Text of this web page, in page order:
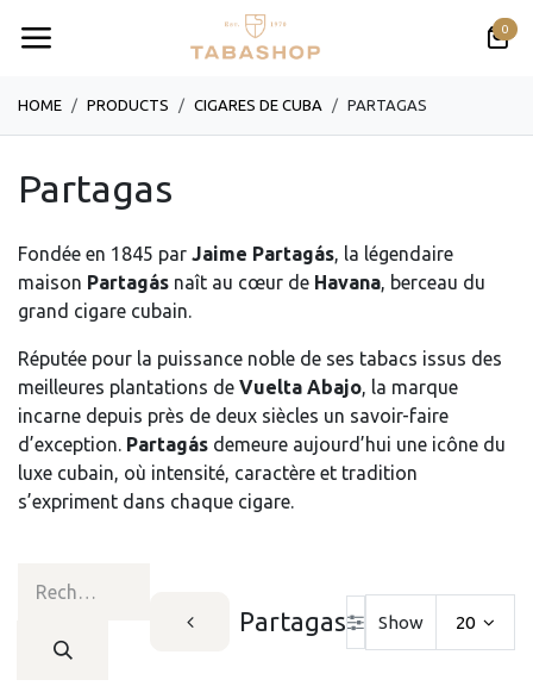
0
HOME PRODUCTS CIGARES DE CUBA PARTAGAS
Partagas
Fondée en 1845 par Jaime Partagás, la légendaire
maison Partagás naît au cœur de Havana, berceau du
grand cigare cubain.
Réputée pour la puissance noble de ses tabacs issus des
meilleures plantations de Vuelta Abajo, la marque
incarne depuis près de deux siècles un savoir-faire
d’exception. Partagás demeure aujourd’hui une icône du
luxe cubain, où intensité, caractère et tradition
s’expriment dans chaque cigare.
Partagas Show 20